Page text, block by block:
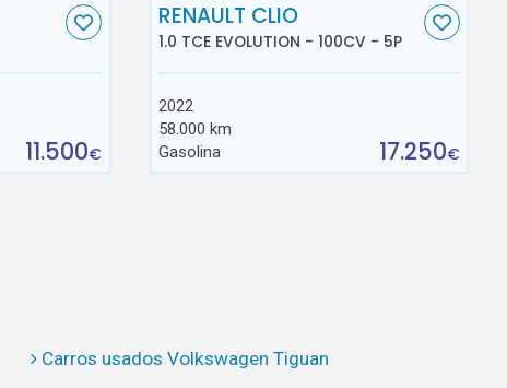
11.500€
RENAULT CLIO
1.0 TCE EVOLUTION - 100CV - 5P
2022
58.000 km
Gasolina
17.250€
Carros usados Volkswagen Tiguan